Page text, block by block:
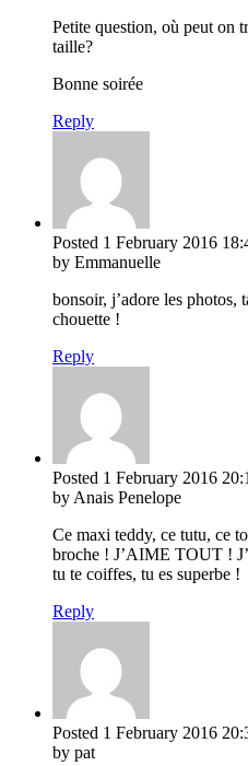
Petite question, où peut on
taille?
Bonne soirée
Reply
Posted 1 February 2016
by Emmanuelle
bonsoir, j’adore les photos,
chouette !
Reply
Posted 1 February 2016
by Anais Penelope
Ce maxi teddy, ce tutu, ce
broche ! J’AIME TOUT !
tu te coiffes, tu es superbe !
Reply
Posted 1 February 2016
by pat